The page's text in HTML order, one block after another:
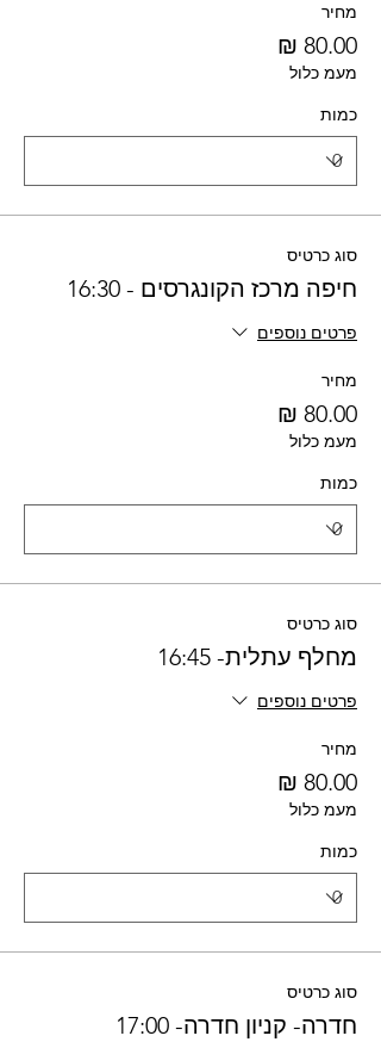
מחיר
מעמ כלול
כמות
סוג כרטיס
חיפה מרכז הקונגרסים - 16:30
פרטים נוספים
מחיר
מעמ כלול
כמות
סוג כרטיס
מחלף עתלית- 16:45
פרטים נוספים
מחיר
מעמ כלול
כמות
סוג כרטיס
חדרה- קניון חדרה- 17:00